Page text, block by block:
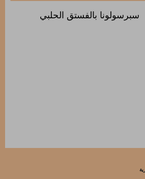
سبرسولونا بالفستق الحلبي